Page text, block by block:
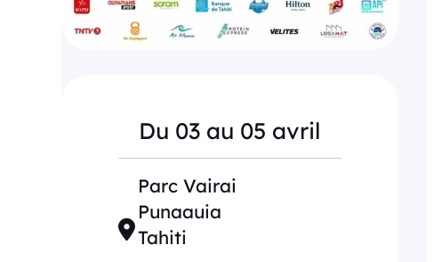
Du 03 au 05 avril
Parc Vairai
Punaauia
Tahiti